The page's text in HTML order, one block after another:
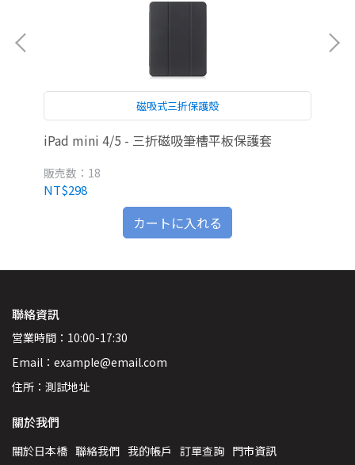
磁吸式三折保護殼
iPad mini 4/5 - 三折磁吸筆槽平板保護套
販売数：18
NT$298
カートに入れる
聯絡資訊
営業時間：10:00-17:30
Email：example@email.com
住所：測試地址
關於我們
關於日本橋 聯絡我們 我的帳戶 訂單查詢 門市資訊